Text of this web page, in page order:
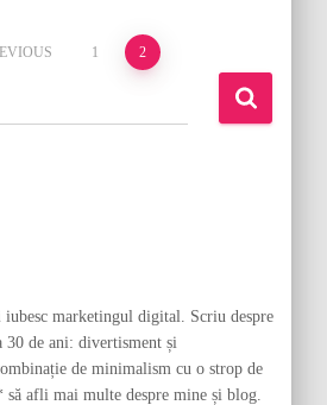
1 2
iubesc marketingul digital. Scriu despre
de ani: divertisment și
de minimalism cu o strop de
să afli mai multe despre mine și blog.